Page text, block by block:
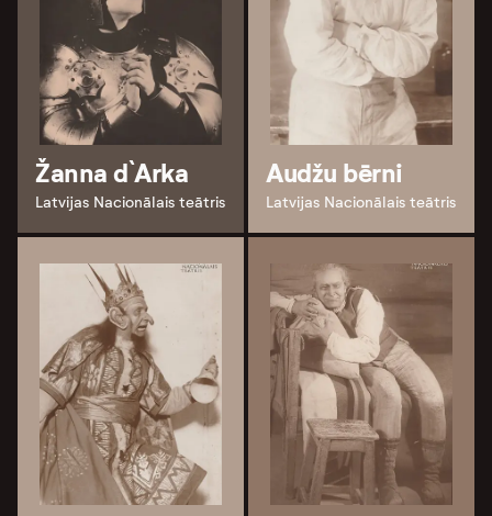
Žanna d`Arka
Latvijas Nacionālais teātris
Audžu bērni
Latvijas Nacionālais teātris